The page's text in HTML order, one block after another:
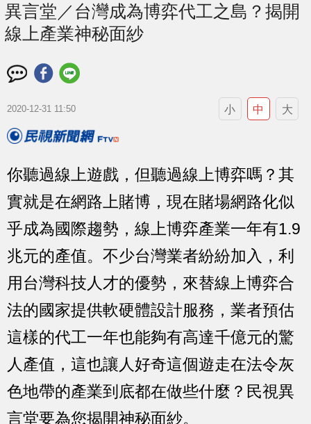
異言堂／台灣成為博弈代工之島？揭開
線上產業神秘面紗
2020-12-31 11:50 小 中 大
你聽過線上遊戲，但聽過線上博弈嗎？其
實就是在網路上賭博，現在賭場網路化似
乎成為國際趨勢，線上博弈產業一年有1.9
兆元的產值。不少台灣業者紛紛加入，利
用台灣科技人才的優勢，來替線上博弈合
法的國家提供軟硬體設計服務，業者預估
這樣的代工一年也能夠有高達千億元的驚
人產值，這也讓人好奇這個遊走在法令灰
色地帶的產業到底都在做些什麼？民視異
言堂要為您揭開神秘面紗。